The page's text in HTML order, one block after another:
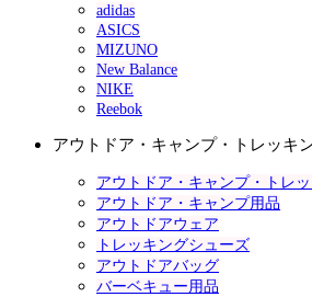
adidas
ASICS
MIZUNO
New Balance
NIKE
Reebok
アウトドア・キャンプ・トレッキ
アウトドア・キャンプ・トレ
アウトドア・キャンプ用品
アウトドアウェア
トレッキングシューズ
アウトドアバッグ
バーベキュー用品